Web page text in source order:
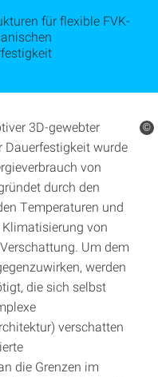
für flexible FVK-
3D-gewebter
Dauerfestigkeit wurde
von
durch den
Temperaturen und
von
Um dem
werden
die sich selbst
verschatten
die Grenzen im
©